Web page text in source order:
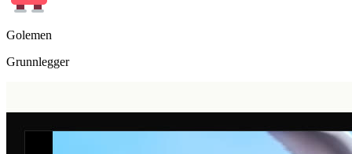
Golemen
Grunnlegger